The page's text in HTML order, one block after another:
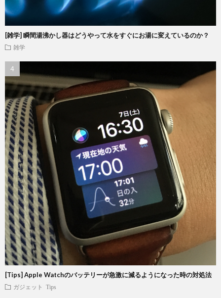
[雑学] 瞬間湯沸かし器はどうやって水をすぐにお湯に変えているのか？
雑学
[Tips] Apple Watchのバッテリーが急激に減るようになった時の対処法
ガジェット Tips